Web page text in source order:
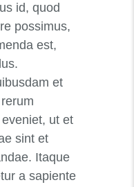
id, quod
possimus,
est,
et
ut et
sint et
Itaque
a sapiente